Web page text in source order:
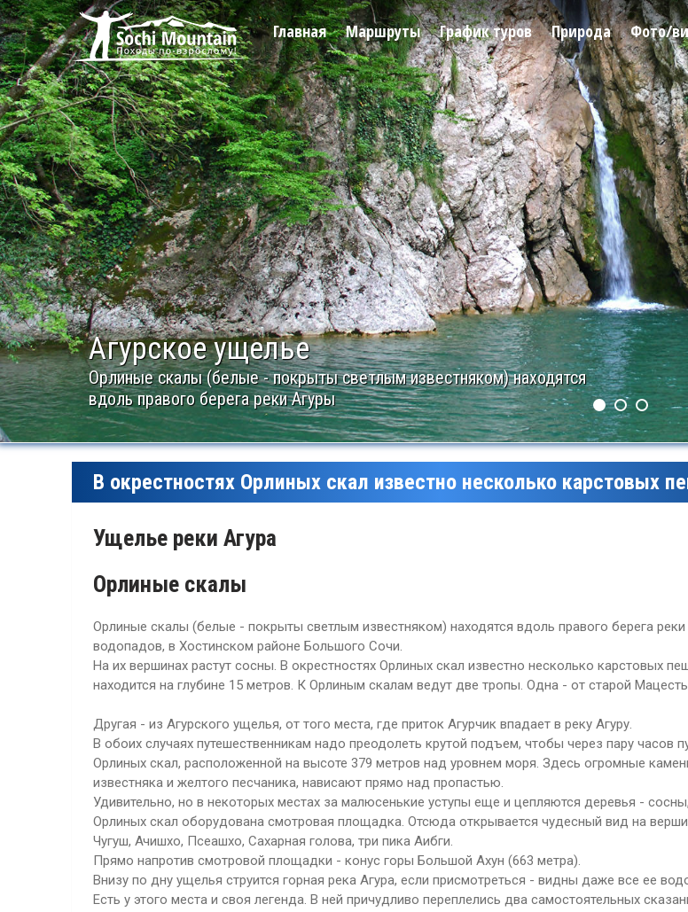
Главная Маршруты График туров Природа Фото/
Агурское ущелье
Орлиные скалы (белые - покрыты светлым известняком) находятся
вдоль правого берега реки Агуры
В окрестностях Орлиных скал известно несколько карстовых
Ущелье реки Агура
Орлиные скалы
Орлиные скалы (белые - покрыты светлым известняком) находятся вдоль правого берега реки
водопадов, в Хостинском районе Большого Сочи.
На их вершинах растут сосны. В окрестностях Орлиных скал известно несколько карстовых
находится на глубине 15 метров. К Орлиным скалам ведут две тропы. Одна - от старой
Другая - из Агурского ущелья, от того места, где приток Агурчик впадает в реку Агуру.
В обоих случаях путешественникам надо преодолеть крутой подъем, чтобы через пару часов
Орлиных скал, расположенной на высоте 379 метров над уровнем моря. Здесь огромные
известняка и желтого песчаника, нависают прямо над пропастью.
Удивительно, но в некоторых местах за малюсенькие уступы еще и цепляются деревья -
Орлиных скал оборудована смотровая площадка. Отсюда открывается чудесный вид на
Чугуш, Ачишхо, Псеашхо, Сахарная голова, три пика Аибги.
Прямо напротив смотровой площадки - конус горы Большой Ахун (663 метра).
Внизу по дну ущелья струится горная река Агура, если присмотреться - видны даже все ее
Есть у этого места и своя легенда. В ней причудливо переплелись два самостоятельных